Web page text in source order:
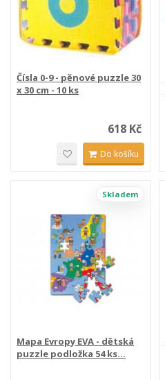
Čísla 0-9 - pěnové puzzle 30
x 30 cm - 10 ks
618 Kč
Do košíku
Skladem
Mapa Evropy EVA - dětská
puzzle podložka 54 ks...